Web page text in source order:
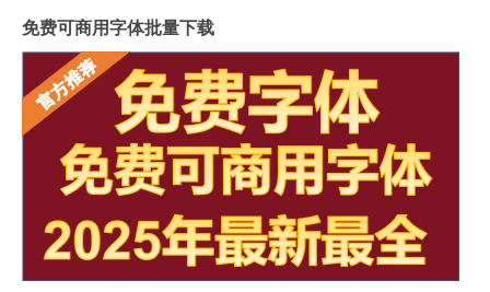
免费可商用字体批量下载